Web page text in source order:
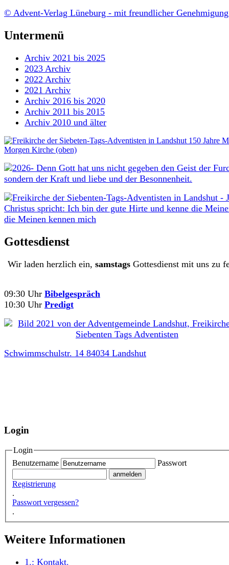
© Advent-Verlag Lüneburg - mit freundlicher Genehmigung
Untermenü
Archiv 2021 bis 2025
2023 Archiv
2022 Archiv
2021 Archiv
Archiv 2016 bis 2020
Archiv 2011 bis 2015
Archiv 2010 und älter
Gottesdienst
Wir laden herzlich ein, samstagsGottesdienst mit uns zu
09:30 Uhr Bibelgespräch
10:30 Uhr Predigt
Schwimmschulstr. 14 84034 Landshut
Login
Login
Benutzername
Passwort
Registrierung
.
Passwort vergessen?
.
Weitere Informationen
1.: Kontakt.